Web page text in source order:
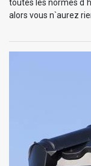
toutes les normes
alors vous n`aurez